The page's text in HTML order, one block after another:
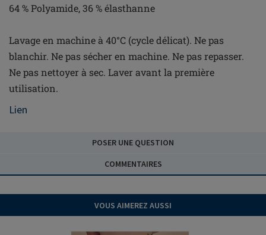
64 % Polyamide, 36 % élasthanne
Lavage en machine à 40°C (cycle délicat). Ne pas
blanchir. Ne pas sécher en machine. Ne pas repasser.
Ne pas nettoyer à sec. Laver avant la première
utilisation.
Lien
POSER UNE QUESTION
COMMENTAIRES
VOUS AIMEREZ AUSSI